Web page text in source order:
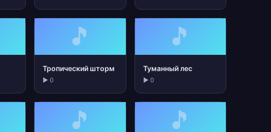
🎵
Тропический шторм
▶ 0
🎵
Туманный лес
▶ 0
🎵 🎵